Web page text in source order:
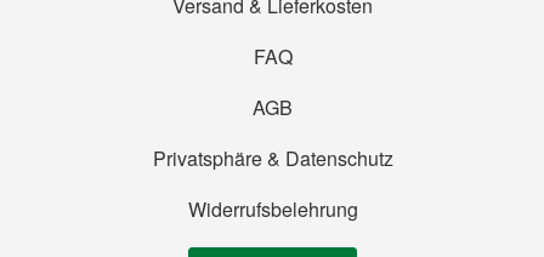
Versand & Lieferkosten
FAQ
AGB
Privatsphäre & Datenschutz
Widerrufsbelehrung